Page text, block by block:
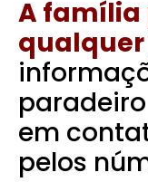
A família
qualquer
em
pelos